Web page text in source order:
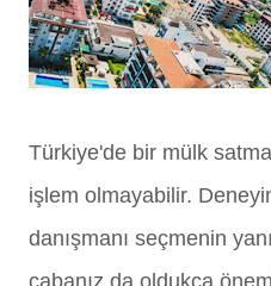
Türkiye'de bir mülk
işlem olmayabilir.
danışmanı seçmenin
çabanız da oldukça